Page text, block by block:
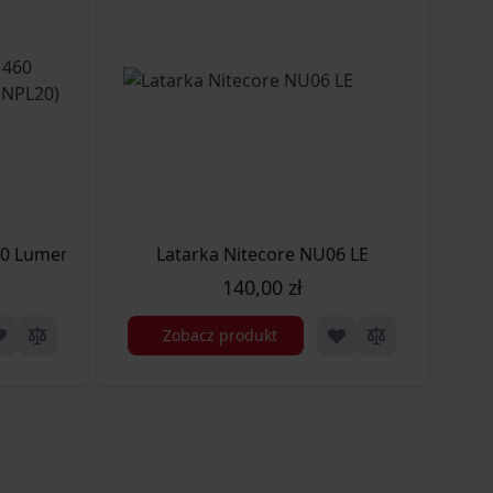
(LAT/NITECORE NPL20)
Latarka Nitecore NU06 LE
140,00 zł
Zobacz produkt